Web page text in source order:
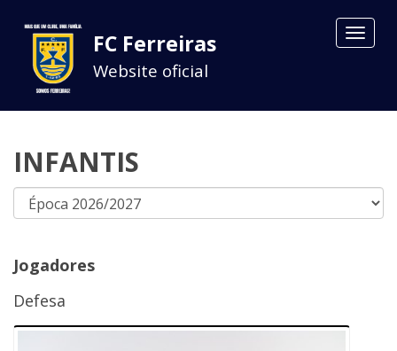
Toggle
FC Ferreiras
Website oficial
INFANTIS
Jogadores
Defesa